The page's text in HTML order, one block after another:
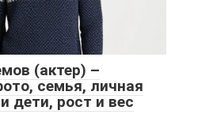
(актер) –
семья, личная
дети, рост и вес